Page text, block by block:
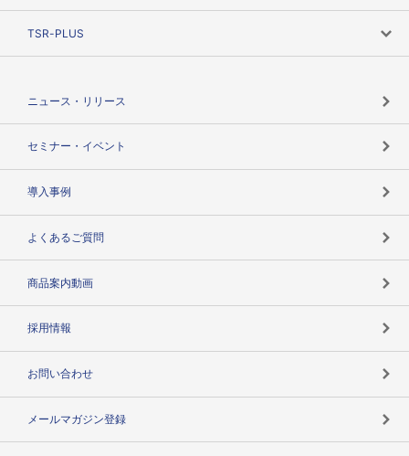
TSR-PLUS
ニュース・リリース
セミナー・イベント
導入事例
よくあるご質問
商品案内動画
採用情報
お問い合わせ
メールマガジン登録